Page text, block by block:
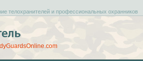
телохранителей и профессиональных охранников